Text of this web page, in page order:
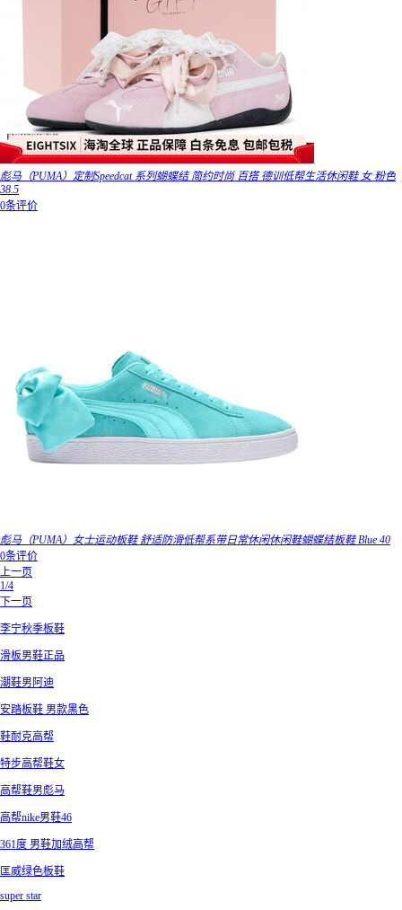
彪马（PUMA）定制Speedcat 系列蝴蝶结 简约时尚 百搭 德训低帮生活休闲鞋 女 粉色
38.5
0条评价
彪马（PUMA）女士运动板鞋 舒适防滑低帮系带日常休闲休闲鞋蝴蝶结板鞋 Blue 40
0条评价
上一页
1/4
下一页
李宁秋季板鞋
滑板男鞋正品
潮鞋男阿迪
安踏板鞋 男款黑色
鞋耐克高帮
特步高帮鞋女
高帮鞋男彪马
高帮nike男鞋46
361度 男鞋加绒高帮
匡威绿色板鞋
super star